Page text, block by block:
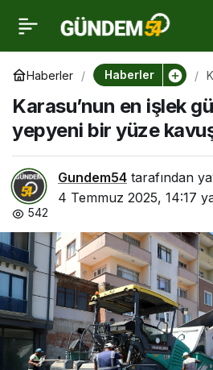
Haberler Haberler
Karasu’nun en işlek
yepyeni bir yüze
Gundem54 tarafından
4 Temmuz 2025, 14:17
542
Karasu’nun en işlek
güzergahı yepyeni bir
yüze kavuşuyor